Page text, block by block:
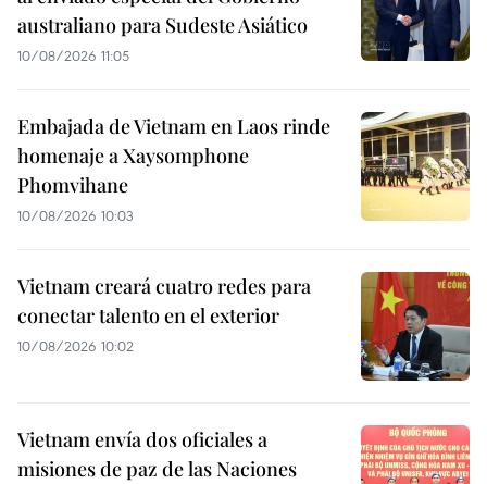
australiano para Sudeste Asiático
10/08/2026 11:05
Embajada de Vietnam en Laos rinde
homenaje a Xaysomphone
Phomvihane
10/08/2026 10:03
Vietnam creará cuatro redes para
conectar talento en el exterior
10/08/2026 10:02
Vietnam envía dos oficiales a
misiones de paz de las Naciones